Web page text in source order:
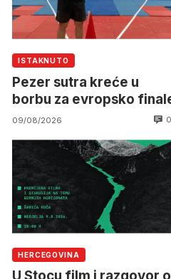
ISTAKNUTO
Pezer sutra kreće u
borbu za evropsko
09/08/2026 0
HERCEGOVINA